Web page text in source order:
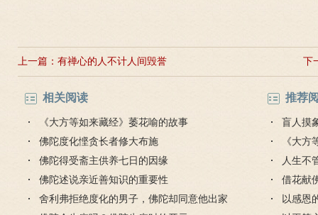
上一篇： 有禅心的人不计人间毁誉 下
相关阅读
《大方等如来藏经》萎花喻的故事
佛陀度化悭贪长者修大布施
佛陀得受斋主供养七日的因缘
佛陀述说亲近善知识的重要性
舍利弗拒绝度化的男子，佛陀却同意他出家
推荐
盲人摸
《大
人生不
对待
借花献
灯佛
以感恩